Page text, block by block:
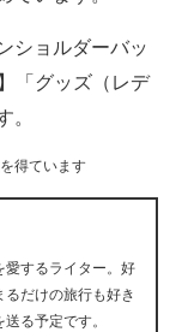
ショルダーバッ
「グッズ（レデ
。
得ています
愛するライター。好
だけの旅行も好き
る予定です。